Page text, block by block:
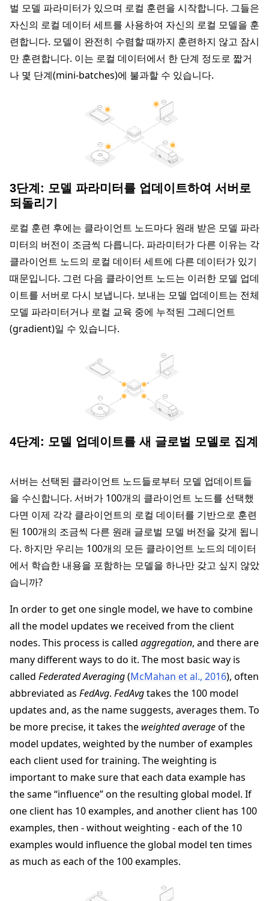
벌 모델 파라미터가 있으며 로컬 훈련을 시작합니다. 그들은
자신의 로컬 데이터 세트를 사용하여 자신의 로컬 모델을 훈
련합니다. 모델이 완전히 수렴할 때까지 훈련하지 않고 잠시
만 훈련합니다. 이는 로컬 데이터에서 한 단계 정도로 짧거
나 몇 단계(mini-batches)에 불과할 수 있습니다.
3단계: 모델 파라미터를 업데이트하여 서버로
되돌리기
로컬 훈련 후에는 클라이언트 노드마다 원래 받은 모델 파라
미터의 버전이 조금씩 다릅니다. 파라미터가 다른 이유는 각
클라이언트 노드의 로컬 데이터 세트에 다른 데이터가 있기
때문입니다. 그런 다음 클라이언트 노드는 이러한 모델 업데
이트를 서버로 다시 보냅니다. 보내는 모델 업데이트는 전체
모델 파라미터거나 로컬 교육 중에 누적된 그레디언트
(gradient)일 수 있습니다.
4단계: 모델 업데이트를 새 글로벌 모델로 집계
서버는 선택된 클라이언트 노드들로부터 모델 업데이트들
을 수신합니다. 서버가 100개의 클라이언트 노드를 선택했
다면 이제 각각 클라이언트의 로컬 데이터를 기반으로 훈련
된 100개의 조금씩 다른 원래 글로벌 모델 버전을 갖게 됩니
다. 하지만 우리는 100개의 모든 클라이언트 노드의 데이터
에서 학습한 내용을 포함하는 모델을 하나만 갖고 싶지 않았
습니까?
In order to get one single model, we have to combine
all the model updates we received from the client
nodes. This process is called aggregation, and there are
many different ways to do it. The most basic way is
called Federated Averaging(McMahan et al., 2016), often
abbreviated as FedAvg. FedAvgtakes the 100 model
updates and, as the name suggests, averages them. To
be more precise, it takes the weighted averageof the
model updates, weighted by the number of examples
each client used for training. The weighting is
important to make sure that each data example has
the same “influence” on the resulting global model. If
one client has 10 examples, and another client has 100
examples, then - without weighting - each of the 10
examples would influence the global model ten times
as much as each of the 100 examples.